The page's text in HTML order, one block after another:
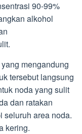
90-99%
alkohol
mengandung
tersebut langsung
noda yang sulit
dan ratakan
seluruh area noda.
kering.